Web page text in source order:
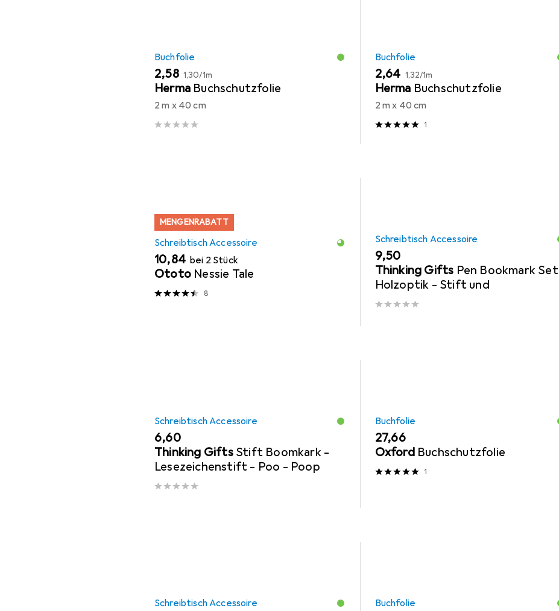
Buchfolie
EUR
2,58 EUR
1,30/1m
Herma Buchschutzfolie
2 m x 40 cm
Buchfolie
EUR
2,64 EUR
1,32/1m
Herma Buchschutzfolie
2 m x 40 cm
1
MENGENRABATT
Schreibtisch Accessoire
EUR
10,84 bei 2 Stück
Ototo Nessie Tale
8
Schreibtisch Accessoire
EUR
9,50
Thinking Gifts Pen Bookmark Set
Holzoptik - Stift und
Schreibtisch Accessoire
EUR
6,60
Thinking Gifts Stift Boomkark -
Lesezeichenstift - Poo - Poop
Buchfolie
EUR
27,66
Oxford Buchschutzfolie
1
Schreibtisch Accessoire Buchfolie